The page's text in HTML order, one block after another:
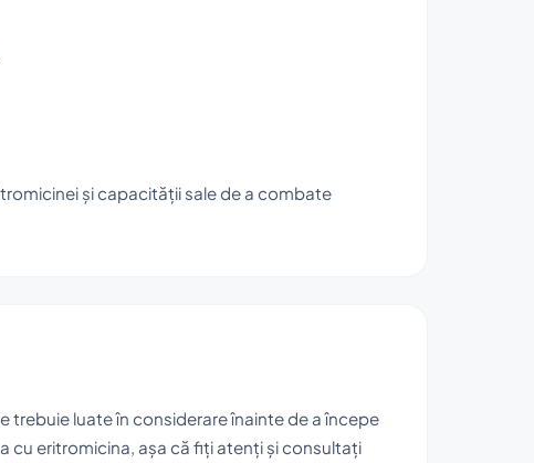
și capacității sale de a combate
trebuie luate în considerare înainte de a începe
cu eritromicina, așa că fiți atenți și consultați